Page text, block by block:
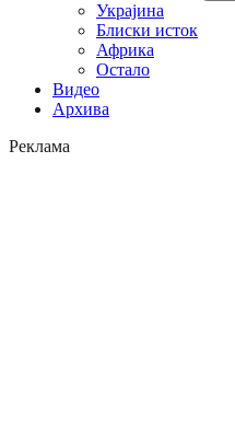
Украјина
Блиски исток
Африка
Остало
Видео
Архива
Реклама